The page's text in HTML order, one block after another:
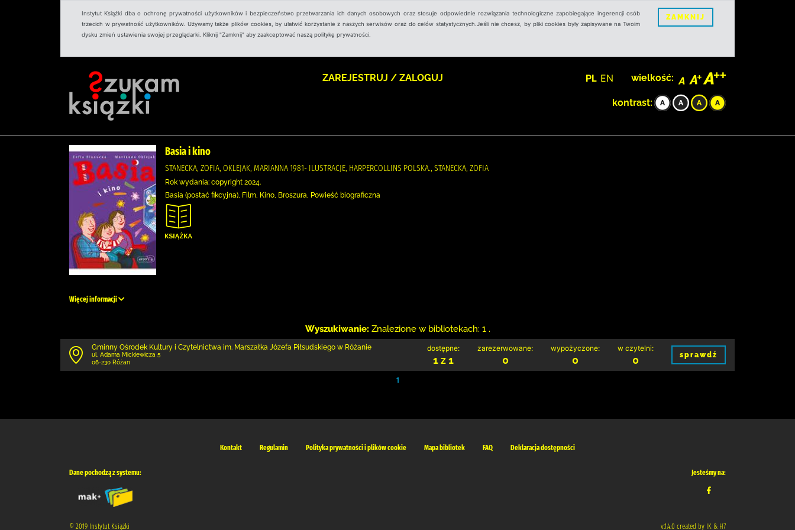
Instytut Książki dba o ochronę prywatności użytkowników i bezpieczeństwo przetwarzania ich danych osobowych oraz stosuje odpowiednie rozwiązania technologiczne zapobiegające ingerencji osób
trzecich w prywatność użytkowników. Używamy także plików cookies, by ułatwić korzystanie z naszych serwisów oraz do celów statystycznych.Jeśli nie chcesz, by pliki cookies były zapisywane na Twoim
dysku zmień ustawienia swojej przeglądarki. Kliknij "Zamknij" aby zaakceptować naszą politykę prywatności.
ZAMKNIJ
ZAREJESTRUJ / ZALOGUJ PL EN wielkość:
kontrast:
Basia i kino
STANECKA, ZOFIA, OKLEJAK, MARIANNA 1981- ILUSTRACJE, HARPERCOLLINS POLSKA., STANECKA, ZOFIA
Rok wydania: copyright 2024.
Basia (postać fikcyjna), Film, Kino, Broszura, Powieść biograficzna
Więcej informacji
Wyszukiwanie: Znalezione w bibliotekach: 1 .
Gminny Ośrodek Kultury i Czytelnictwa im. Marszałka Józefa Piłsudskiego w Różanie
ul. Adama Mickiewicza 5
06-230 Różan
dostępne:
1 z 1
zarezerwowane:
0
wypożyczone:
0
w czytelni:
0 sprawdź
1
Kontakt Regulamin Polityka prywatności i plików cookie Mapa bibliotek FAQ Deklaracja dostępności
Dane pochodzą z systemu: Jesteśmy na:
© 2019 Instytut Książki v.1.4.0 created by IK & H7